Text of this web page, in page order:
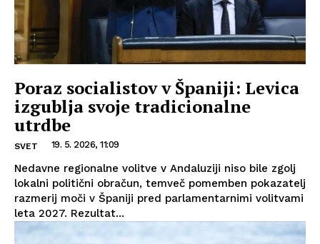
Poraz socialistov v Španiji: Levica
izgublja svoje tradicionalne
utrdbe
SVET 19. 5. 2026, 11:09
Nedavne regionalne volitve v Andaluziji niso bile zgolj
lokalni politični obračun, temveč pomemben pokazatelj
razmerij moči v Španiji pred parlamentarnimi volitvami
leta 2027. Rezultat...